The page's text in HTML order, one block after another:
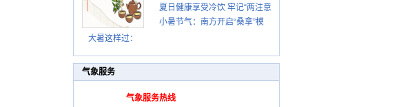
大暑这样过：
健身两不误
夏日健康享受冷饮 牢记“两注意
一控制”
小暑节气：南方开启“桑拿”模
气象服务
气象服务热线